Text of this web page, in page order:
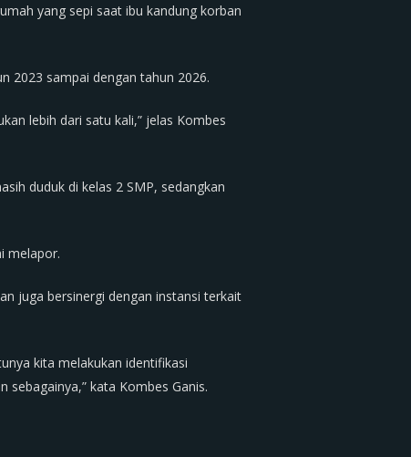
yang sepi saat ibu kandung korban
2023 sampai dengan tahun 2026.
lebih dari satu kali,” jelas Kombes
duduk di kelas 2 SMP, sedangkan
melapor.
juga bersinergi dengan instansi terkait
kita melakukan identifikasi
kata Kombes Ganis.